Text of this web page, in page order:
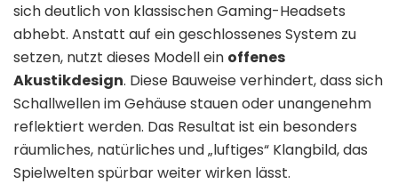
sich deutlich von klassischen Gaming-Headsets
abhebt. Anstatt auf ein geschlossenes System zu
setzen, nutzt dieses Modell ein offenes
Akustikdesign. Diese Bauweise verhindert, dass sich
Schallwellen im Gehäuse stauen oder unangenehm
reflektiert werden. Das Resultat ist ein besonders
räumliches, natürliches und „luftiges“ Klangbild, das
Spielwelten spürbar weiter wirken lässt.